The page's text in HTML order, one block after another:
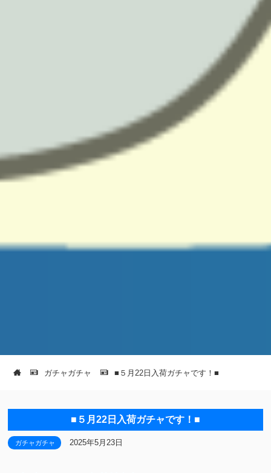
ガチャガチャ ■５月22日入荷ガチャです！■
■５月22日入荷ガチャです！■
ガチャガチャ 2025年5月23日